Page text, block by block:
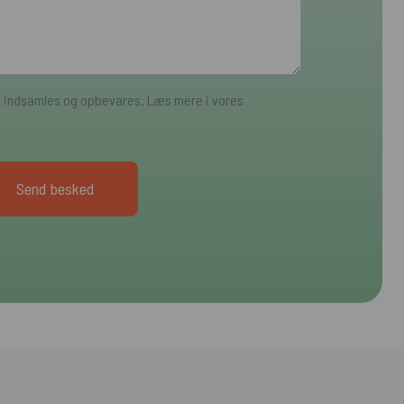
og opbevares. Læs mere i vores